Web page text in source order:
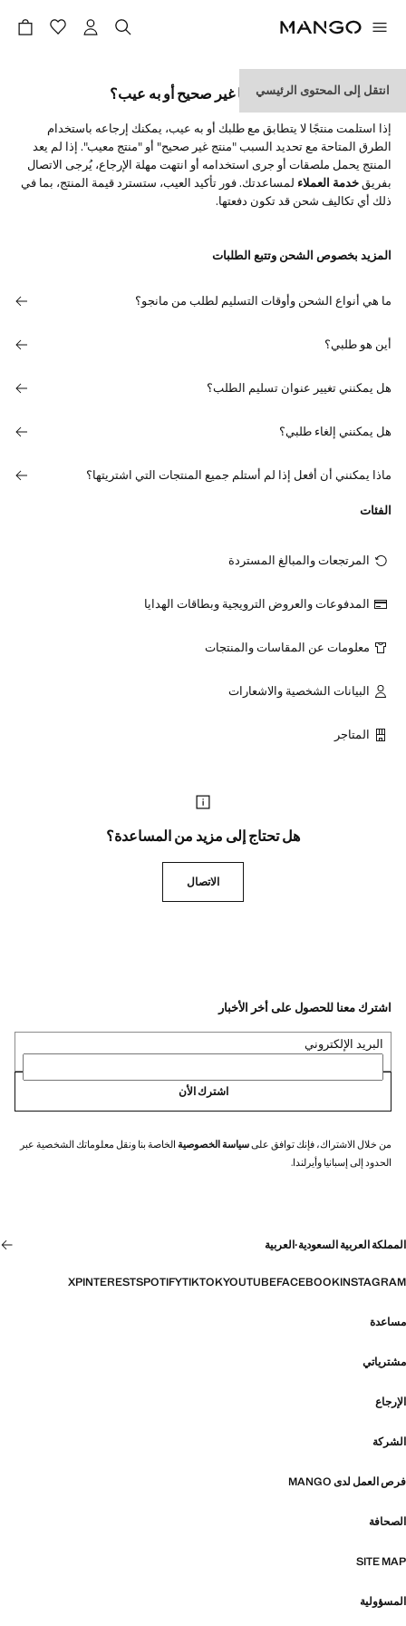
انتقل إلى المحتوى الرئيسي
ماذا أفعل إذا استلمت منتجًا غير صحيح أو به عيب؟
إذا استلمت منتجًا لا يتطابق مع طلبك أو به عيب، يمكنك إرجاعه باستخدام
الطرق المتاحة مع تحديد السبب "منتج غير صحيح" أو "منتج معيب". إذا لم يعد
المنتج يحمل ملصقات أو جرى استخدامه أو انتهت مهلة الإرجاع، يُرجى الاتصال
بفريقخدمة العملاء لمساعدتك. فور تأكيد العيب، ستسترد قيمة المنتج، بما في
ذلك أي تكاليف شحن قد تكون دفعتها.
المزيد بخصوص الشحن وتتبع الطلبات
ما هي أنواع الشحن وأوقات التسليم لطلب من مانجو؟
أين هو طلبي؟
هل يمكنني تغيير عنوان تسليم الطلب؟
هل يمكنني إلغاء طلبي؟
ماذا يمكنني أن أفعل إذا لم أستلم جميع المنتجات التي اشتريتها؟
الفئات
المرتجعات والمبالغ المستردة
المدفوعات والعروض الترويجية وبطاقات الهدايا
معلومات عن المقاسات والمنتجات
البيانات الشخصية والاشعارات
المتاجر
هل تحتاج إلى مزيد من المساعدة؟
الاتصال
اشترك معنا للحصول على أخر الأخبار
البريد الإلكتروني
اشترك الأن
من خلال الاشتراك، فإنك توافق علىسياسة الخصوصية الخاصة بنا ونقل معلوماتك الشخصية عبر
الحدود إلى إسبانيا وأيرلندا.
المملكة العربية السعودية·العربية
INSTAGRAM
FACEBOOK
YOUTUBE
TIKTOK
SPOTIFY
PINTEREST
X
مساعدة
مشترياتي
الإرجاع
الشركة
فرص العمل لدى MANGO
الصحافة
SITE MAP
المسؤولية